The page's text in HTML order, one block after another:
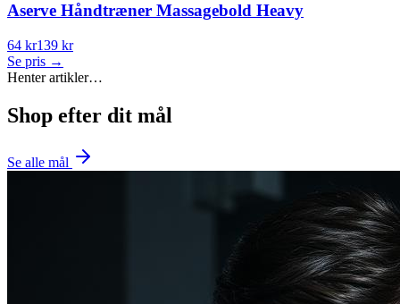
Aserve Håndtræner Massagebold Heavy
64 kr139 kr
Se pris →
Henter artikler…
Shop efter dit mål
Se alle mål